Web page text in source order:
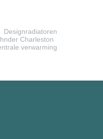
Designradiatoren
Charleston
verwarming